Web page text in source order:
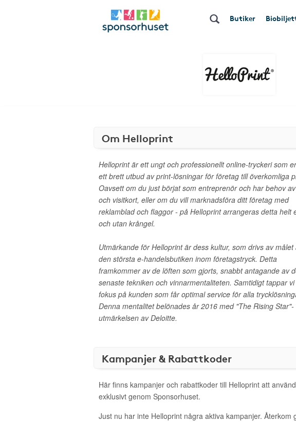
Butiker
Om Helloprint
Helloprint är ett ungt och professionellt online-tryckeri som
ett brett utbud av print-lösningar för företag till överkomliga
Oavsett om du just börjat som entreprenör och har behov
och visitkort, eller om du vill marknadsföra ditt företag med
reklamblad och flaggor - på Helloprint arrangeras detta helt
och utan krångel.
Utmärkande för Helloprint är dess kultur, som drivs av målet
den största e-handelsbutiken inom företagstryck. Detta
framkommer av de löften som gjorts, snabbt antagande av
senaste tekniken och vinnarmentaliteten. Samtidigt tappar
fokus på kunden som får optimal service för alla
Denna mentalitet belönades år 2016 med "The Rising Star"-
utmärkelsen av Deloitte.
Kampanjer & Rabattkoder
Här finns kampanjer och rabattkoder till Helloprint att
exklusivt genom Sponsorhuset.
Just nu har inte Helloprint några aktiva kampanjer. Återkom